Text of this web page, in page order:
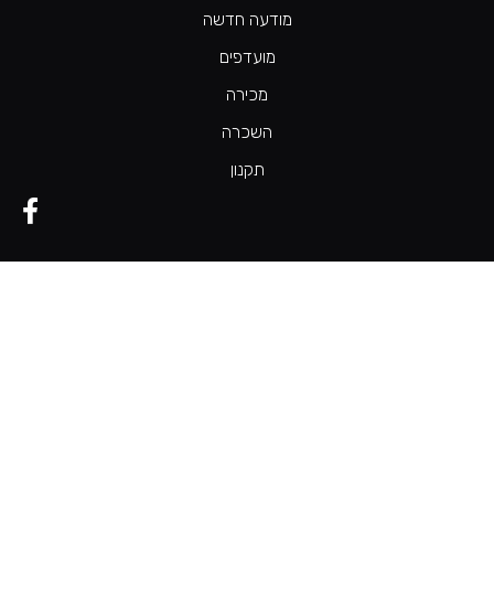
מודעה חדשה
מועדפים
מכירה
השכרה
תקנון